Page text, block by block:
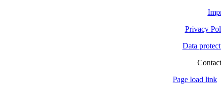
Privacy
Data
Toggle
Page load link